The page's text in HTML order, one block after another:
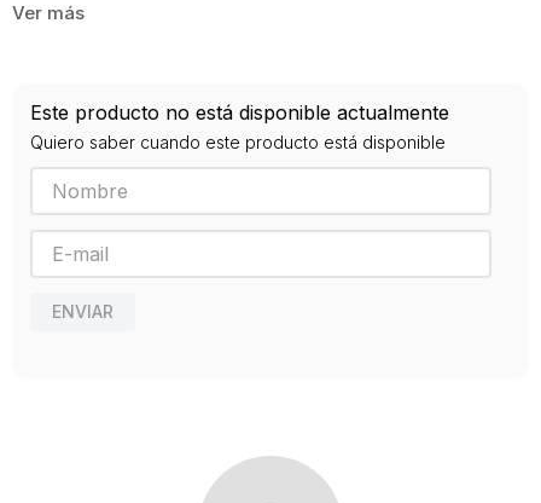
9789584287496
Editorial
PLANETA JUNIOR
Año de publicación
2020
Este producto no está disponible actualmente
Quiero saber cuando este producto está disponible
ENVIAR